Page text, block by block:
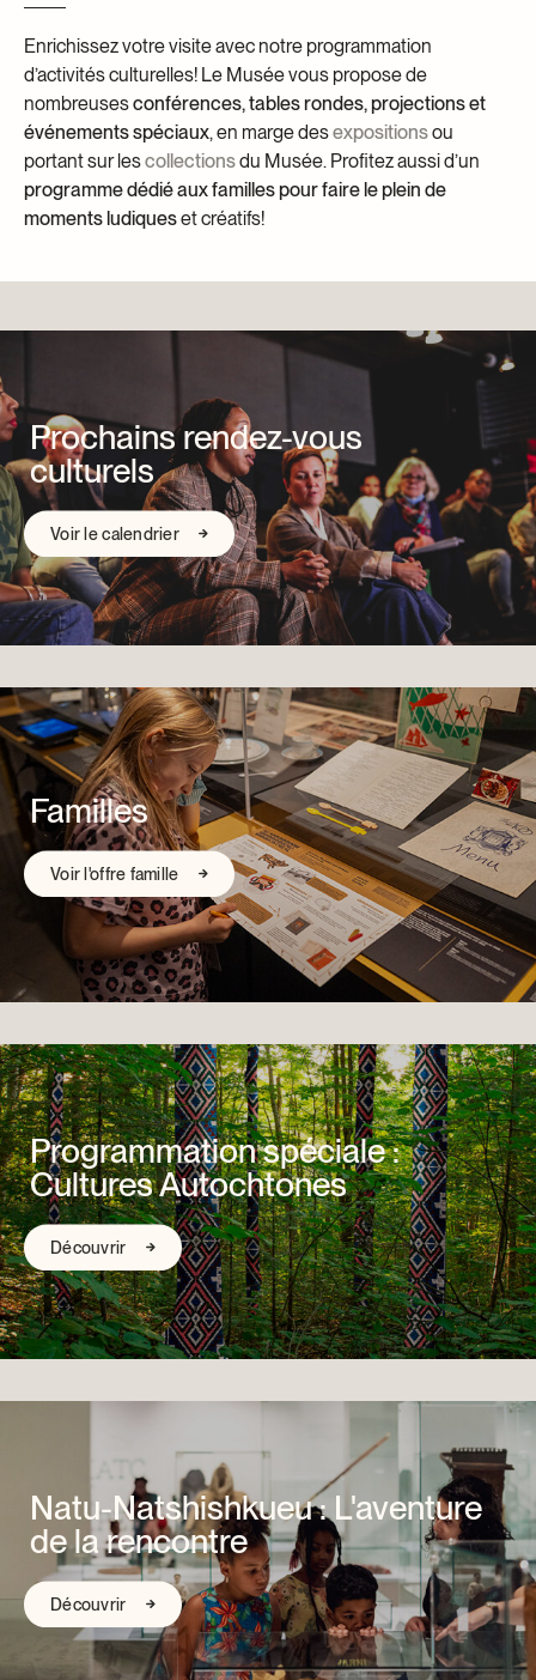
Dons et prêts d’objets
Façons de donner
Événements
Devenir Membre
Jeune McCord philanthrope
Enrichissez votre visite avec notre programmation
d’activités culturelles! Le Musée vous propose de
nombreusesconférences, tables rondes, projections et
événements spéciaux, en marge desexpositionsou
portant sur lescollectionsdu Musée. Profitez aussi d’un
programme dédié aux familles pour faire le plein de
moments ludiqueset créatifs!
Prochains rendez-vous
culturels
Voir le calendrier
Familles
Voir l'offre famille
Programmation spéciale :
Cultures Autochtones
Découvrir
Natu-Natshishkueu : L'aventure
de la rencontre
Découvrir